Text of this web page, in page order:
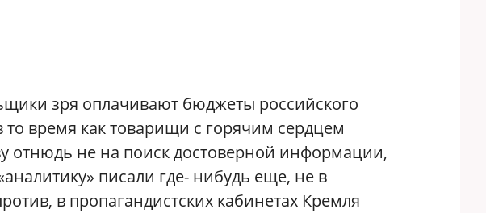
зря оплачивают бюджеты российского
то время как товарищи с горячим сердцем
отнюдь не на поиск достоверной информации,
писали где- нибудь еще, не в
в пропагандистских кабинетах Кремля